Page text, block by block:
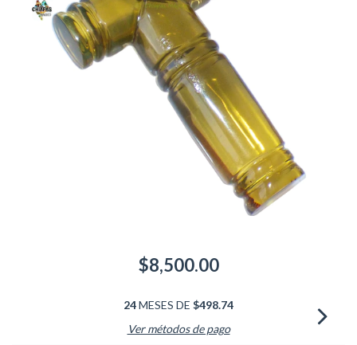
$8,500.00
24MESES DE $498.74
Ver métodos de pago